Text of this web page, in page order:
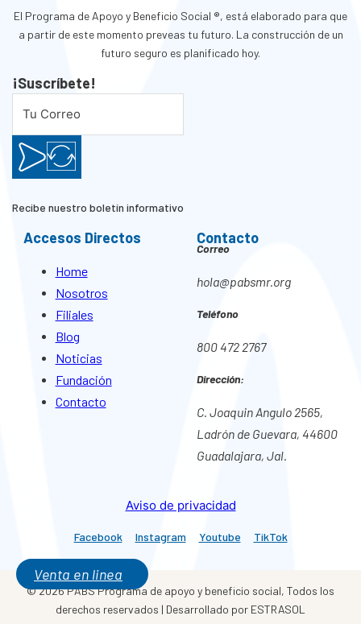
Venta en linea
El Programa de Apoyo y Beneficio Social ®, está elaborado para que
a partir de este momento preveas tu futuro. La construcción de un
futuro seguro es planificado hoy.
¡Suscríbete!
Recibe nuestro boletín informativo
Accesos Directos
Home
Nosotros
Filiales
Blog
Noticias
Fundación
Contacto
Contacto
Correo
hola@pabsmr.org
Teléfono
800 472 2767
Dirección:
C. Joaquin Angulo 2565,
Ladrón de Guevara, 44600
Guadalajara, Jal.
Aviso de privacidad
Facebook Instagram Youtube TikTok
© 2026 PABS Programa de apoyo y beneficio social, Todos los
derechos reservados | Desarrollado por ESTRASOL